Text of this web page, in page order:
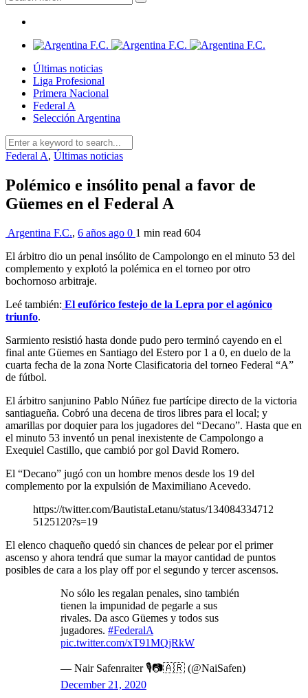
Últimas noticias
Liga Profesional
Primera Nacional
Federal A
Selección Argentina
Federal A, Últimas noticias
Polémico e insólito penal a favor de
Güemes en el Federal A
Argentina F.C., 6 años ago 0 1 min read 604
El árbitro dio un penal insólito de Campolongo en el minuto 53 del
complemento y explotó la polémica en el torneo por otro
bochornoso arbitraje.
Leé también: El eufórico festejo de la Lepra por el agónico
triunfo.
Sarmiento resistió hasta donde pudo pero terminó cayendo en el
final ante Güemes en Santiago del Estero por 1 a 0, en duelo de la
cuarta fecha de la zona Norte Clasificatoria del torneo Federal “A”
de fútbol.
El árbitro sanjunino Pablo Núñez fue partícipe directo de la victoria
santiagueña. Cobró una decena de tiros libres para el local; y
amarillas por doquier para los jugadores del “Decano”. Hasta que en
el minuto 53 inventó un penal inexistente de Campolongo a
Exequiel Castillo, que cambió por gol David Romero.
El “Decano” jugó con un hombre menos desde los 19 del
complemento por la expulsión de Maximiliano Acevedo.
https://twitter.com/BautistaLetanu/status/134084334712
5125120?s=19
El elenco chaqueño quedó sin chances de pelear por el primer
ascenso y ahora tendrá que sumar la mayor cantidad de puntos
posibles de cara a los play off por el segundo y tercer ascensos.
No sólo les regalan penales, sino también
tienen la impunidad de pegarle a sus
rivales. Da asco Güemes y todos sus
jugadores. #FederalA
pic.twitter.com/xT91MQjRkW
— Nair Safenraiter 🎙📷🇦🇷 (@NaiSafen)
December 21, 2020